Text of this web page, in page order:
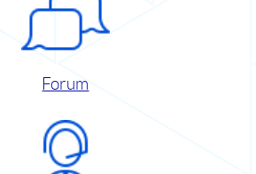
Forum